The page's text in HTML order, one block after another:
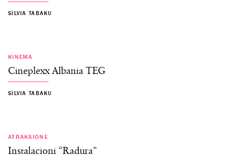
SILVIA TABAKU
KINEMA
Cineplexx Albania TEG
SILVIA TABAKU
ATRAKSIONE
Instalacioni “Radura”